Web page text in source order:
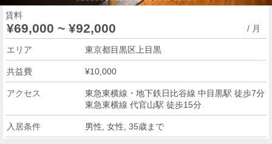
賃料
¥69,000 ~ ¥92,000 / 月
エリア 東京都目黒区上目黒
共益費 ¥10,000
アクセス
東急東横線・地下鉄日比谷線 中目黒駅 徒歩7分
東急東横線 代官山駅 徒歩15分
入居条件 男性, 女性, 35歳まで